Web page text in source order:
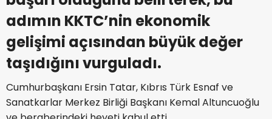
adımın KKTC’nin ekonomik
gelişimi açısından büyük değer
taşıdığını vurguladı.
Cumhurbaşkanı Ersin Tatar, Kıbrıs Türk Esnaf ve
Sanatkarlar Merkez Birliği Başkanı Kemal Altuncuoğlu